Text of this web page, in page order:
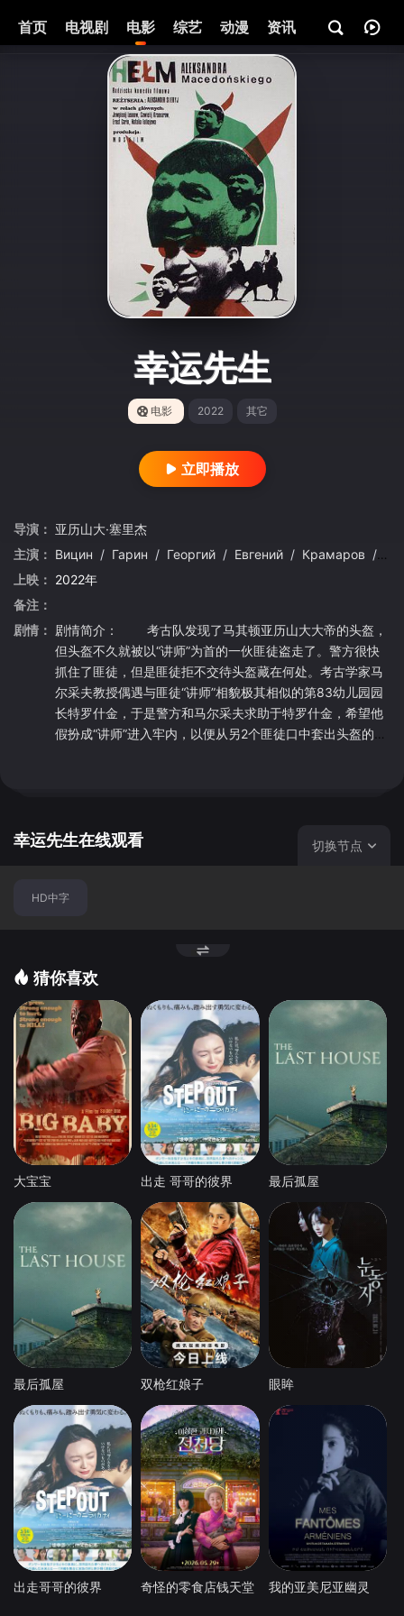
首页 电视剧 电影 综艺 动漫 资讯
幸运先生
电影 2022 其它
立即播放
导演： 亚历山大·塞里杰
主演： Вицин / Гарин / Георгий / Евгений / Крамаров /
上映： 2022年
备注：
剧情： 剧情简介： 考古队发现了马其顿亚历山大大帝的头盔，
但头盔不久就被以“讲师”为首的一伙匪徒盗走了。警方很快
抓住了匪徒，但是匪徒拒不交待头盔藏在何处。考古学家马
尔采夫教授偶遇与匪徒“讲师”相貌极其相似的第83幼儿园园
长特罗什金，于是警方和马尔采夫求助于特罗什金，希望他
假扮成“讲师”进入牢内，以便从另2个匪徒口中套出头盔的下
《我漫步在莫斯科》等影片）等人一起创作了该剧剧本。导
的影片之一，粗略估算就有150多句。有趣的是，正因为影
影片得以顺利上映，从而成就了影史上的一部经典佳作。
本片的几位主演都是苏联家喻户晓的明星，尤其是饰演“讲
师”的叶甫盖尼·列昂诺夫，苏联人民艺术家。他矮胖的身
材，圆脸圆鼻子厚嘴巴，略带沙哑的嗓音，凭着超凡的演技
给人们带去了无穷的欢乐。莫斯科电影制片厂对面建有一尊
叶甫盖尼·列昂诺夫饰演“讲师”一角的纪念铜像。俄罗斯几乎
没人认不出这位著名演员和铜像上电影情节中的人物。
幸运先生在线观看 切换节点
HD中字
猜你喜欢
大宝宝 出走 哥哥的彼界 最后孤屋
最后孤屋 双枪红娘子 眼眸
出走哥哥的彼界 奇怪的零食店钱天堂 我的亚美尼亚幽灵